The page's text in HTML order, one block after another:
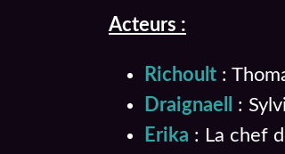
Acteurs :
Richoult :
Draignaell
:
Erika : La chef